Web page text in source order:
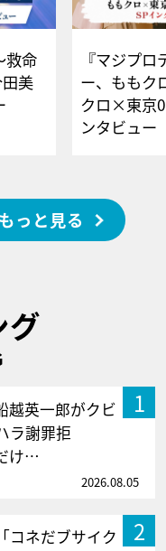
救命
美
ー
『マジプロ
ー、ももク
クロ×東京
ンタビュー
っと見る
グ
1
越英一郎がクビ
ラ謝罪拒
け…
2026.08.05
2
コネだブサイク